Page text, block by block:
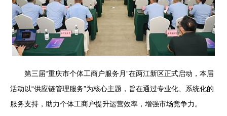
第三届“重庆市个体工商户服务月”在两江新区正式启动，本届
活动以“供应链管理服务”为核心主题，旨在通过专业化、系统化的
服务支持，助力个体工商户提升运营效率，增强市场竞争力。